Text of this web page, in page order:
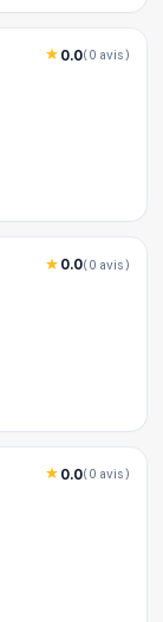
0.0(0 avis)
0.0(0 avis)
0.0(0 avis)